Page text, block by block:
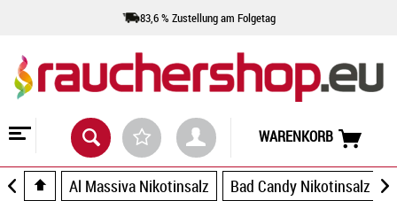
83,6 % Zustellung am Folgetag
WARENKORB
Al Massiva Nikotinsalz Bad Candy Nikotinsalz